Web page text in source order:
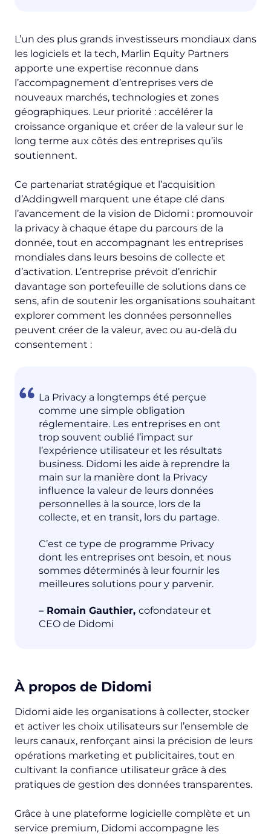
L’un des plus grands investisseurs mondiaux dans
les logiciels et la tech, Marlin Equity Partners
apporte une expertise reconnue dans
l’accompagnement d’entreprises vers de
nouveaux marchés, technologies et zones
géographiques. Leur priorité : accélérer la
croissance organique et créer de la valeur sur le
long terme aux côtés des entreprises qu’ils
soutiennent.
Ce partenariat stratégique et l’acquisition
d’Addingwell marquent une étape clé dans
l’avancement de la vision de Didomi : promouvoir
la privacy à chaque étape du parcours de la
donnée, tout en accompagnant les entreprises
mondiales dans leurs besoins de collecte et
d’activation. L’entreprise prévoit d’enrichir
davantage son portefeuille de solutions dans ce
sens, afin de soutenir les organisations souhaitant
explorer comment les données personnelles
peuvent créer de la valeur, avec ou au-delà du
consentement :
La Privacy a longtemps été perçue
comme une simple obligation
réglementaire. Les entreprises en ont
trop souvent oublié l’impact sur
l’expérience utilisateur et les résultats
business. Didomi les aide à reprendre la
main sur la manière dont la Privacy
influence la valeur de leurs données
personnelles à la source, lors de la
collecte, et en transit, lors du partage.
C’est ce type de programme Privacy
dont les entreprises ont besoin, et nous
sommes déterminés à leur fournir les
meilleures solutions pour y parvenir.
– Romain Gauthier, cofondateur et
CEO de Didomi
À propos de Didomi
Didomi aide les organisations à collecter, stocker
et activer les choix utilisateurs sur l’ensemble de
leurs canaux, renforçant ainsi la précision de leurs
opérations marketing et publicitaires, tout en
cultivant la confiance utilisateur grâce à des
pratiques de gestion des données transparentes.
Grâce à une plateforme logicielle complète et un
service premium, Didomi accompagne les